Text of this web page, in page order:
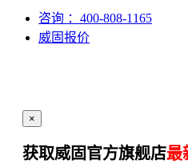
咨询 ：400-808-1165
威固报价
×
获取威固官方旗舰店最